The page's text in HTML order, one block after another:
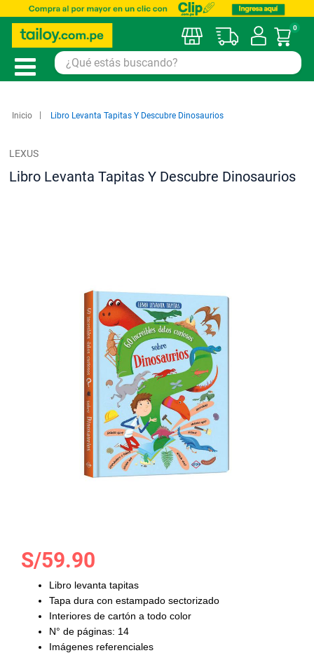
Mi
0
Inicio Libro Levanta Tapitas Y Descubre Dinosaurios
Saltar
comienzo
LEXUS
Libro Levanta Tapitas Y Descubre Dinosaurios
S/59.90
Libro levanta tapitas
Tapa dura con estampado sectorizado
Interiores de cartón a todo color
N° de páginas: 14
Imágenes referenciales